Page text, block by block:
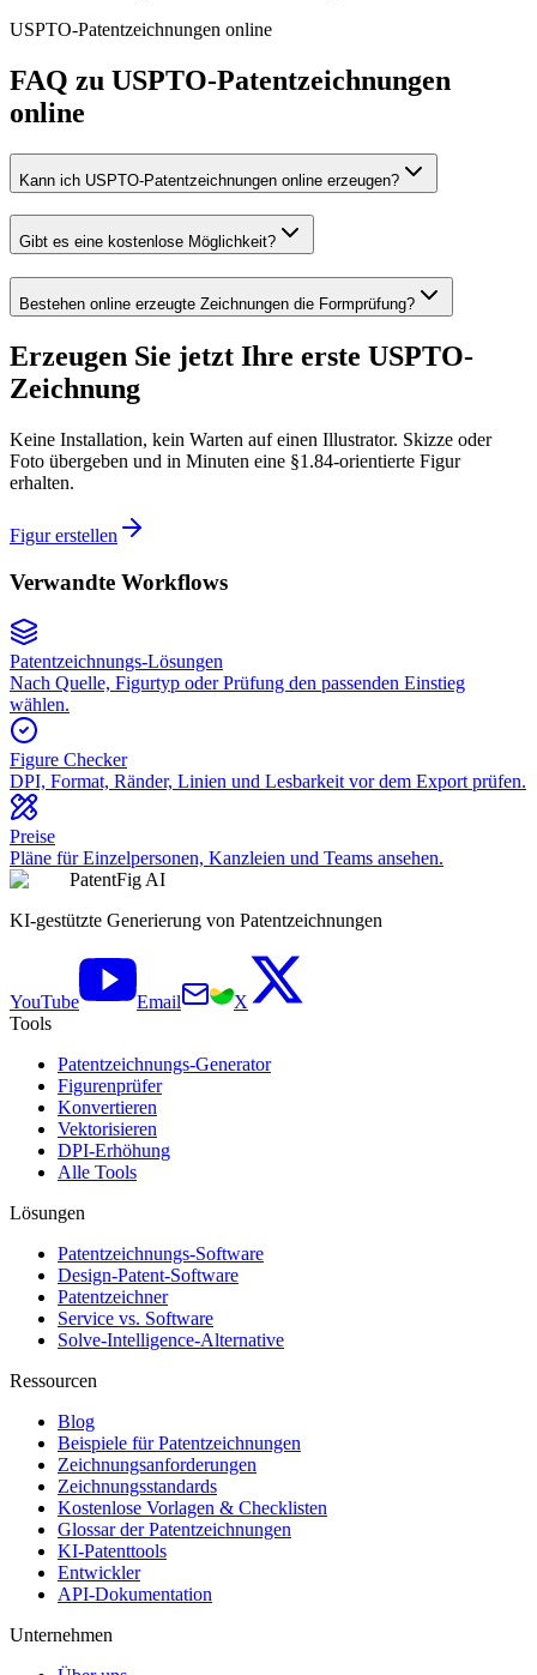
USPTO-Patentzeichnungen online
FAQ zu USPTO-Patentzeichnungen
online
Kann ich USPTO-Patentzeichnungen online erzeugen?
Gibt es eine kostenlose Möglichkeit?
Bestehen online erzeugte Zeichnungen die Formprüfung?
Erzeugen Sie jetzt Ihre erste USPTO-
Zeichnung
Keine Installation, kein Warten auf einen Illustrator. Skizze oder
Foto übergeben und in Minuten eine §1.84-orientierte Figur
erhalten.
Figur erstellen
Verwandte Workflows
Patentzeichnungs-Lösungen
Nach Quelle, Figurtyp oder Prüfung den passenden Einstieg
wählen.
Figure Checker
DPI, Format, Ränder, Linien und Lesbarkeit vor dem Export prüfen.
Preise
Pläne für Einzelpersonen, Kanzleien und Teams ansehen.
PatentFig AI
KI-gestützte Generierung von Patentzeichnungen
YouTube Email
X
Tools
Patentzeichnungs-Generator
Figurenprüfer
Konvertieren
Vektorisieren
DPI-Erhöhung
Alle Tools
Lösungen
Patentzeichnungs-Software
Design-Patent-Software
Patentzeichner
Service vs. Software
Solve-Intelligence-Alternative
Ressourcen
Blog
Beispiele für Patentzeichnungen
Zeichnungsanforderungen
Zeichnungsstandards
Kostenlose Vorlagen & Checklisten
Glossar der Patentzeichnungen
KI-Patenttools
Entwickler
API-Dokumentation
Unternehmen